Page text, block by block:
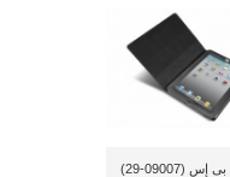
إس بى إس (09007-29)